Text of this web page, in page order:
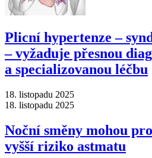
Plicní hypertenze –⁠
–⁠ vyžaduje přesnou
a specializovanou léčbu
18. listopadu 2025
18. listopadu 2025
Noční směny mohou
vyšší riziko astmatu